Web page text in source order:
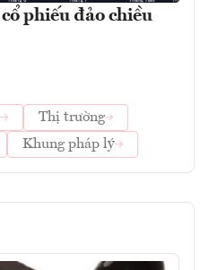
phiếu đảo chiều
Thị trường
Khung pháp lý